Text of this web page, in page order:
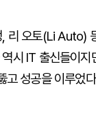
리 오토(Li Auto)
시 IT 출신들이지
고 성공을 이루었